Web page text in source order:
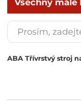
Všechny
ABA Třívrstvý stroj